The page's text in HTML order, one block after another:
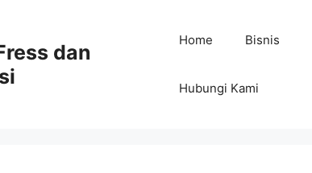
dan
Home Bisnis
Hubungi Kami